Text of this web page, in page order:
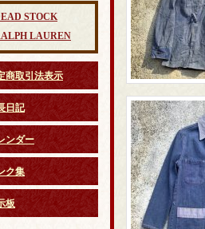
STOCK
LAUREN
商取引法表示
日記
ンダー
ク集
板